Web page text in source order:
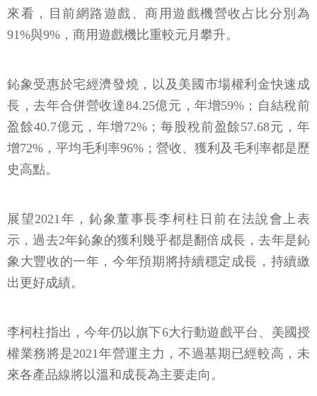
來看，目前網路遊戲、商用遊戲機營收占比分別為
91%與9%，商用遊戲機比重較元月攀升。
鈊象受惠於宅經濟發燒，以及美國市場權利金快速成
長，去年合併營收達84.25億元，年增59%；自結稅前
盈餘40.7億元，年增72%；每股稅前盈餘57.68元，年
增72%，平均毛利率96%；營收、獲利及毛利率都是歷
史高點。
展望2021年，鈊象董事長李柯柱日前在法說會上表
示，過去2年鈊象的獲利幾乎都是翻倍成長，去年是鈊
象大豐收的一年，今年預期將持續穩定成長，持續繳
出更好成績。
李柯柱指出，今年仍以旗下6大行動遊戲平台、美國授
權業務將是2021年營運主力，不過基期已經較高，未
來各產品線將以溫和成長為主要走向。